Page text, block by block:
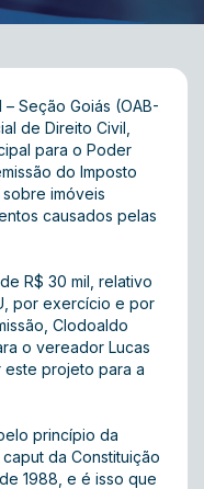
Seção Goiás (OAB-
de Direito Civil,
para o Poder
do Imposto
imóveis
causados pelas
R$ 30 mil, relativo
por exercício e por
Clodoaldo
o vereador Lucas
este projeto para a
princípio da
da Constituição
1988, e é isso que